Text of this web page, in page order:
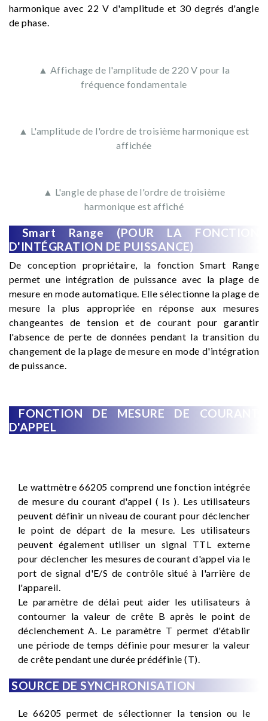
harmonique avec 22 V d'amplitude et 30 degrés d'angle
de phase.
▲ Affichage de l'amplitude de 220 V pour la
fréquence fondamentale
▲ L'amplitude de l'ordre de troisième harmonique est
affichée
▲ L'angle de phase de l'ordre de troisième
harmonique est affiché
Smart Range (POUR LA FONCTION
D'INTÉGRATION DE PUISSANCE)
De conception propriétaire, la fonction Smart Range
permet une intégration de puissance avec la plage de
mesure en mode automatique. Elle sélectionne la plage de
mesure la plus appropriée en réponse aux mesures
changeantes de tension et de courant pour garantir
l'absence de perte de données pendant la transition du
changement de la plage de mesure en mode d'intégration
de puissance.
FONCTION DE MESURE DE COURANT
D'APPEL
Le wattmètre 66205 comprend une fonction intégrée
de mesure du courant d'appel ( Is ). Les utilisateurs
peuvent définir un niveau de courant pour déclencher
le point de départ de la mesure. Les utilisateurs
peuvent également utiliser un signal TTL externe
pour déclencher les mesures de courant d'appel via le
port de signal d'E/S de contrôle situé à l'arrière de
l'appareil.
Le paramètre de délai peut aider les utilisateurs à
contourner la valeur de crête B après le point de
déclenchement A. Le paramètre T permet d'établir
une période de temps définie pour mesurer la valeur
de crête pendant une durée prédéfinie (T).
SOURCE DE SYNCHRONISATION
Le 66205 permet de sélectionner la tension ou le